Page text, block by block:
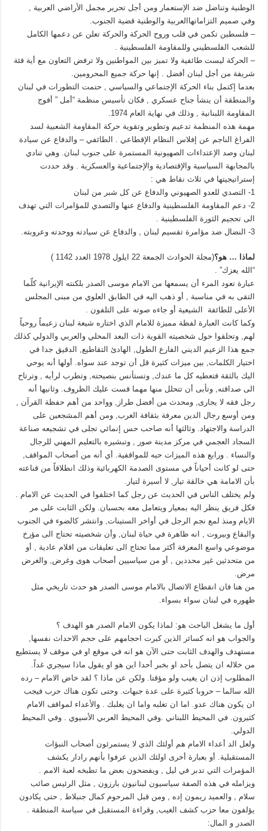
الوطنية وتناضل ضد الإستعمار ومن أجل تحرير مجمل الأراضي العربية ,
وفي صميم التزاماتهاالعربية والوطنية قضية الجنوب.
– فلسطين تكمن في قلب وروح الحركة والحركة تعلن عن دعمها الكامل
للشعب الفلسطيني وللمقاومة الفلسطينية .
– الحركة ليست طائفية ولا تميز بين المواطنين ولا ترفض التعاون مع أية فئة
شريفة من أجل لبنان أفضل . إنها حركة جميع المحرومين.
بعدما إكتمل بناء الحركة الإجتماعي والسياسي , حتمت التطورات في لبنان
والمنطقة أن ينشأ جناح عسكري , فكان تأسيس منظمة “أمل ” أفوج
المقاومة اللبنانية , وذلك في نهاية العام 1974.
مهمة هذه المنظمة تدعيم وتطوير وتقوية حركة المقاومة الشعبية لسد
الفراغ الناجم عن إفلاس النظام الإقطاعي . الطائفي – والدفاع عن سيادة
لبنان وصد الإعتداءات الصهيونية المستمرة على جنوب لبنان. وهي تنادي
بالمجابهة السياسية والإقتصادية والإجتماعية والعسكرية . وقد حددت
إستراتيجيتها في ثلاث نقاط هي :
1- التصدي للعدو الصهيوني والدفاع عن كل شبر من لبنان
2- دعم المقاومة الفلسطينية والدفاع عنها والتصدي للمؤامرات التي تهدف
الى تحجيم الثورة الفلسطينية .
3- النضال ضد مؤامرة تقسيم لبنان , والدفاع عن سيادته ووحدته وعروبته.
لماذا … هو؟(مجلة الحوادث الجمعة 22 ايلول 1978 العدد 1142 )
“الله يعزك” .
عبارة تعود المرء أن يسمعها من الامام موسى الصدر بلكنته الإيرانية كلّما
التقى به في مناسبة , أو ذهب اليه في الطابق العلوي من مبنى المجلس
الأعلى للطائفة الشيعية أو جاءه صوته على التلفون .
وكما كانت العبارة لفظة مميزة للامام الذي اختاره شيعة لبنان زعيماً روحياً
لهم, وتحلقوا حول شخصيته القوية ذات البعد المحلي والعربي والدولي كذلك
جمع هذا الزعيم الديني الفارع الطول, الهادئ التقاطيع, الدقيق جدا في
اختيار الكلمات, بين ميزات كثيرة قل أن توجد عند سواه. أولها أنه يوحي
اليك بالثقة فتعطيه كل ما عندك, وتستأنس بنصيحته, وتطرب لرأيه , وترتاح
الى صداقته, وتأبى أن تتحلل منها مهما قست عليك الظروف. وثانيها أنه
رجل فقه لا يجارى, ومحدث من أفضل طراز, وواحد من أهم حفظة القرآن ,
ومن أوسع رجال الدين معرفة بثقافة الغرب, ومن أهم المشجعين على
الدراسة والاجتهاد. وثالثها أنه صاحب حس إنمائي تجلى في تشجيعه صناعة
السجاد العجمي في مركز مدينة صور , وتبشيره بالتعليم المهني للرجال
والنساء . ورابع هذه الميزات حبه للمواقفية. أي أنه من أصحاب المواقف,
حتى لو كانت أحياناً في مستوى الصدمة الكهربائية وذلك انطلاقاً من قناعته
بأن الامامة هي خالقة تيار, لا أسيرة لتيار.
ولم يختلف الناس في الحديث عن رجل كما اختلفوا في الحديث عن الامام .
فكل فريق ينظر اليه بمعيار ويتعامل معه بحسبان. ولكن الثابت على مر
الايام ومنذ لمع نجم الرجل في أواخر الستينات, وانتشر كالضوء في الجنوب
والبقاع وبيروت , انه ظاهرة في حياة لبنان, وأن شخصيته تحتاج الى مؤرخ
موضوعي واسع المعرفة أكثر مما تحتاج الى تعليقات من اقلام عادية , أو
من متحدثين غير محددين , أو من سياسيين أصحاب هوى وغرض, والغرض
مرض.
من هنا فان انقطاع الاتصال بالامام موسى الصدر هو حدث تاريخي مثل
ظهوره في لبنان سواء بسواء.
أول ما يشغل الباحث هو: لماذا يكون الامام الصدر هو الهدف ؟
والجواب هو انه كسائر الذين كبرت احجامهم على حجم الاحداث نفسها,
مستهدف والهدف الثابت حتى الآن هو انه في موقع او في موقف لا يستطيع
من خلاله ان يتصل بأحد او بخبر أحدا اين هو او يقول ماذا سيجري غداً.
المطلوب إذن ان يغيب ولو مؤقتا. ولكن عن ماذا ؟ لقد خاض الامام – رده
الله سالما – حروبا كثيرة على عدة جبهات. وحتى تكون هناك حرب فيجب
ان يكون هناك عدو. اما ان تغلبه واما ان يغلبك . والأعداء لمواقف الامام
كثيرون. في المحيط اللبناني .وفي المحيط العربي الأسيوي . وفي المحيط
الدولي.
ولعل الد أعداء الامام هم أولئك الذي لا يستمرئون أصحاب النبؤات
المستقبلية. أو بعبارة أخرى اولئك الذين عرفوا بأنهم رادار يكشف
المؤمرات التي تدبر في ليل , ويفضحون بعض ما تطبخه لعبة الامم .
ويزامله في هذه الصفة سياسيون لبنانيون بارزون , مثل الرئيس صائب
سلام , والعميد ريمون إده , ومن قبل المرحوم كمال جنبلاط , حتى يكادون
يؤلفون معا حزب كشف الغيب, وقراءة المستقبل في سياسة المنطقة .
الصدر و المال: